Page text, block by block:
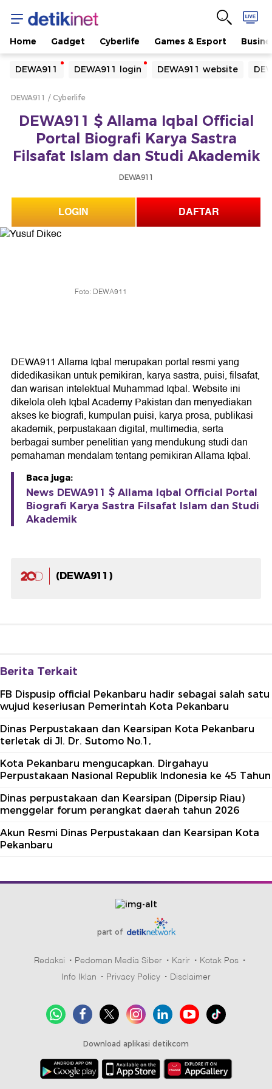
Home Gadget Cyberlife Games & Esport
DEWA911 DEWA911 login DEWA911 website
Yang sedang ramai dicari
Loading...
Loading...
DEWA911 Cyberlife
DEWA911 $ Allama Iqbal Official
Portal Biografi Karya Sastra
Filsafat Islam dan Studi Akademik
DEWA911
LOGIN DAFTAR
Foto: DEWA911
DEWA911 Allama Iqbal merupakan portal resmi yang
didedikasikan untuk pemikiran, karya sastra, puisi, filsafat,
dan warisan intelektual Muhammad Iqbal. Website ini
dikelola oleh Iqbal Academy Pakistan dan menyediakan
akses ke biografi, kumpulan puisi, karya prosa, publikasi
akademik, perpustakaan digital, multimedia, serta
berbagai sumber penelitian yang mendukung studi dan
pemahaman mendalam tentang pemikiran Allama Iqbal.
Baca juga:
News DEWA911 $ Allama Iqbal Official Portal
Biografi Karya Sastra Filsafat Islam dan Studi
Akademik
(DEWA911)
Berita Terkait
FB Dispusip official Pekanbaru hadir sebagai salah satu
wujud keseriusan Pemerintah Kota Pekanbaru
Dinas Perpustakaan dan Kearsipan Kota Pekanbaru
terletak di Jl. Dr. Sutomo No.1,
Kota Pekanbaru mengucapkan. Dirgahayu
Perpustakaan Nasional Republik Indonesia ke 45 Tahun
Dinas perpustakaan dan Kearsipan (Dipersip Riau)
menggelar forum perangkat daerah tahun 2026
Akun Resmi Dinas Perpustakaan dan Kearsipan Kota
Pekanbaru
part of
Redaksi Pedoman Media Siber Karir
Kotak Pos
Info Iklan
Privacy Policy Disclaimer
Download aplikasi detikcom